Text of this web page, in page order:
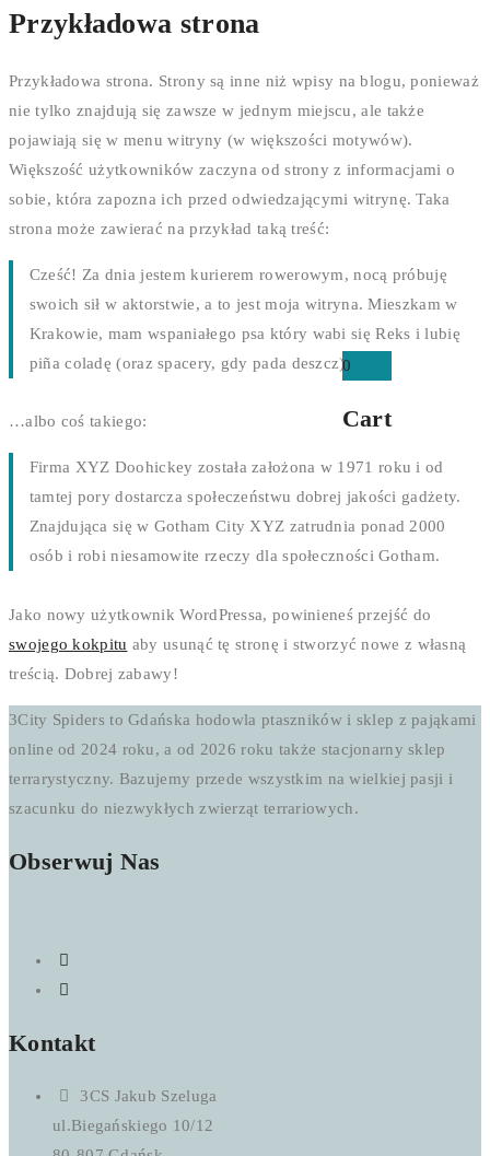
0
Cart
Przykładowa strona
Przykładowa strona. Strony są inne niż wpisy na blogu, ponieważ
nie tylko znajdują się zawsze w jednym miejscu, ale także
pojawiają się w menu witryny (w większości motywów).
Większość użytkowników zaczyna od strony z informacjami o
sobie, która zapozna ich przed odwiedzającymi witrynę. Taka
strona może zawierać na przykład taką treść:
Cześć! Za dnia jestem kurierem rowerowym, nocą próbuję
swoich sił w aktorstwie, a to jest moja witryna. Mieszkam w
Krakowie, mam wspaniałego psa który wabi się Reks i lubię
piña coladę (oraz spacery, gdy pada deszcz).
…albo coś takiego:
Firma XYZ Doohickey została założona w 1971 roku i od
tamtej pory dostarcza społeczeństwu dobrej jakości gadżety.
Znajdująca się w Gotham City XYZ zatrudnia ponad 2000
osób i robi niesamowite rzeczy dla społeczności Gotham.
Jako nowy użytkownik WordPressa, powinieneś przejść do
swojego kokpitu aby usunąć tę stronę i stworzyć nowe z własną
treścią. Dobrej zabawy!
3City Spiders to Gdańska hodowla ptaszników i sklep z pająkami
online od 2024 roku, a od 2026 roku także stacjonarny sklep
terrarystyczny. Bazujemy przede wszystkim na wielkiej pasji i
szacunku do niezwykłych zwierząt terrariowych.
Obserwuj Nas
Kontakt
3CS Jakub Szeluga
ul.Biegańskiego 10/12